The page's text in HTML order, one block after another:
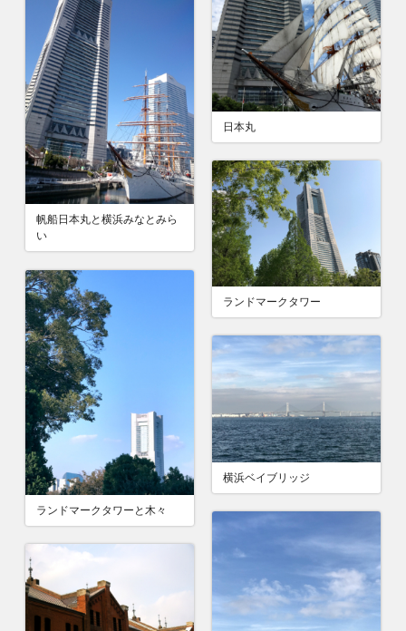
日本丸
帆船日本丸と横浜みなとみら
い
ランドマークタワー
ランドマークタワーと木々
横浜ベイブリッジ